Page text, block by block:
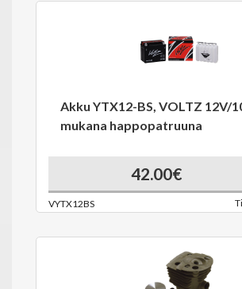
Akku YTX12-BS, VOLTZ 12V/
mukana happopatruuna
42.00€
VYTX12BS